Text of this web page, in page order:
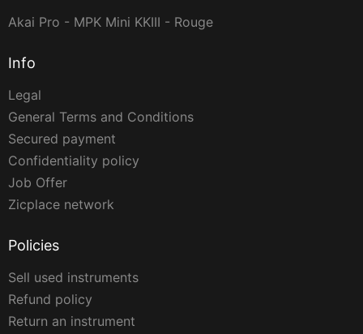
Akai Pro - MPK Mini KKIII - Rouge
Info
Legal
General Terms and Conditions
Secured payment
Confidentiality policy
Job Offer
Zicplace network
Policies
Sell used instruments
Refund policy
Return an instrument